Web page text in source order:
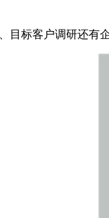
标客户调研还有企